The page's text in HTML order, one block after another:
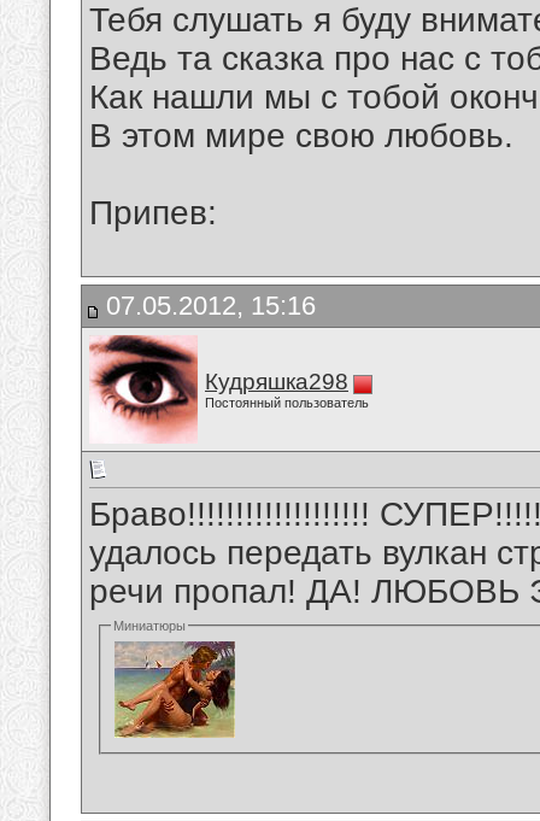
Тебя слушать я буду
Ведь та сказка про нас с
Как нашли мы с тобой
В этом мире свою любовь.
Припев:
07.05.2012, 15:16
Кудряшка298
Постоянный пользователь
Браво!!!!!!!!!!!!!!!!!!!
удалось передать вулкан
речи пропал! ДА!
Миниатюры